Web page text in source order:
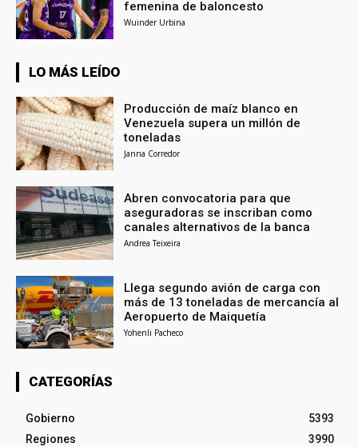
femenina de baloncesto
Wuinder Urbina
LO MÁS LEÍDO
Producción de maíz blanco en
Venezuela supera un millón de
toneladas
Janna Corredor
Abren convocatoria para que
aseguradoras se inscriban como
canales alternativos de la banca
Andrea Teixeira
Llega segundo avión de carga con
más de 13 toneladas de mercancía al
Aeropuerto de Maiquetía
Yohenli Pacheco
CATEGORÍAS
Gobierno
5393
Regiones
3990